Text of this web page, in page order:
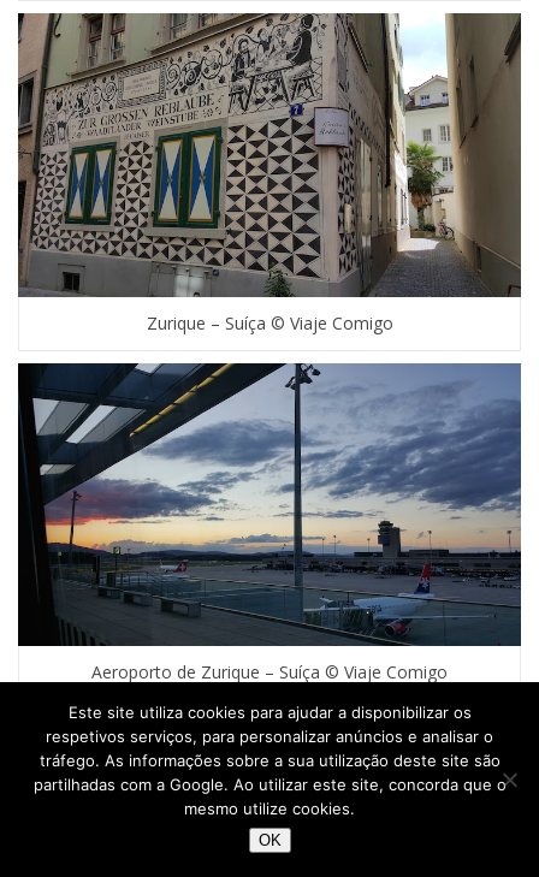
Zurique – Suíça © Viaje Comigo
Aeroporto de Zurique – Suíça © Viaje Comigo
Zurique
Este site utiliza cookies para ajudar a disponibilizar os
respetivos serviços, para personalizar anúncios e analisar o
tráfego. As informações sobre a sua utilização deste site são
partilhadas com a Google. Ao utilizar este site, concorda que o
mesmo utilize cookies.
OK